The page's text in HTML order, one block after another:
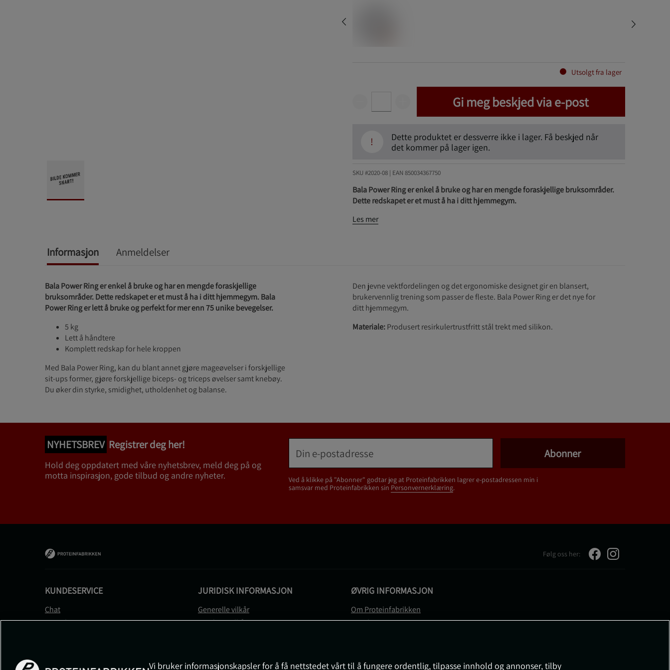
Utsolgt fra lager
Gi meg beskjed via e-post
!
Dette produktet er dessverre ikke i lager. Få beskjed når
det kommer på lager igen.
SKU #2020-08 | EAN 850034367750
Bala Power Ring er enkel å bruke og har en mengde foraskjellige bruksområder.
Dette redskapet er et must å ha i ditt hjemmegym.
Les mer
Informasjon Anmeldelser
Bala Power Ring er enkel å bruke og har en mengde foraskjellige
bruksområder. Dette redskapet er et must å ha i ditt hjemmegym. Bala
Power Ring er lett å bruke og perfekt for mer enn 75 unike bevegelser.
5 kg
Lett å håndtere
Komplett redskap for hele kroppen
Med Bala Power Ring, kan du blant annet gjøre mageøvelser i forskjellige
sit-ups former, gjøre forskjellige biceps- og triceps øvelser samt knebøy.
Du øker din styrke, smidighet, utholdenhet og balanse.
Den jevne vektfordelingen og det ergonomiske designet gir en blansert,
brukervennlig trening som passer de fleste. Bala Power Ring er det nye for
ditt hjemmegym.
Materiale:Produsert resirkulertrustfritt stål trekt med silikon.
NYHETSBREV Registrer deg her!
Hold deg oppdatert med våre nyhetsbrev, meld deg på og
motta inspirasjon, gode tilbud og andre nyheter.
Ved å klikke på "Abonner" godtar jeg at Proteinfabrikken lagrer e-postadressen min i
samsvar med Proteinfabrikken sin Personvernerklæring.
Abonner
Følg oss her:
KUNDESERVICE
Chat
Kontakt
JURIDISK INFORMASJON
Generelle vilkår
Betalingsvilkår
Medlemsvilkår
ØVRIG INFORMASJON
Om Proteinfabrikken
Gavekort
Vi bruker informasjonskapsler for å få nettstedet vårt til å fungere ordentlig, tilpasse innhold og annonser, tilby